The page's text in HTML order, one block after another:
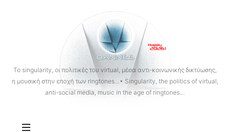
OANNES
To singularity, οι πολιτικές του virtual, μέσα αντι-κοινωνικής δικτύωσης,
η μουσική στην εποχή των ringtones…• Singularity, the politics of virtual,
anti-social media, music in the age of ringtones…